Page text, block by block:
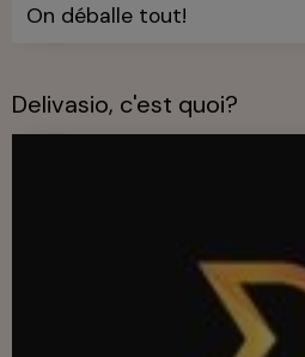
On déballe tout!
Delivasio, c'est quoi?